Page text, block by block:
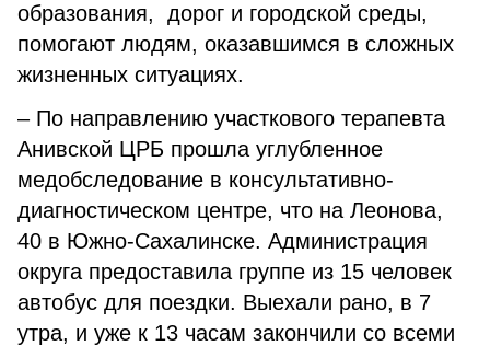
образования, дорог и городской среды,
помогают людям, оказавшимся в сложных
жизненных ситуациях.
– По направлению участкового терапевта
Анивской ЦРБ прошла углубленное
медобследование в консультативно-
диагностическом центре, что на Леонова,
40 в Южно-Сахалинске. Администрация
округа предоставила группе из 15 человек
автобус для поездки. Выехали рано, в 7
утра, и уже к 13 часам закончили со всеми